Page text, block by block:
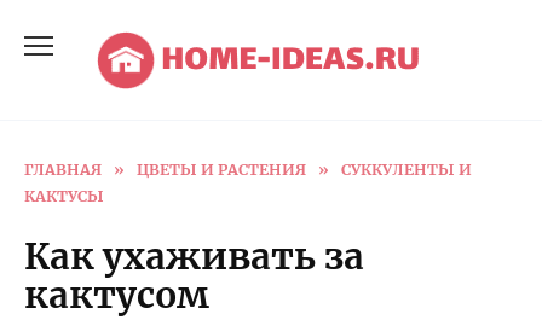
содержанию
ГЛАВНАЯ » ЦВЕТЫ И РАСТЕНИЯ »
СУККУЛЕНТЫ И
КАКТУСЫ
Как ухаживать за
кактусом